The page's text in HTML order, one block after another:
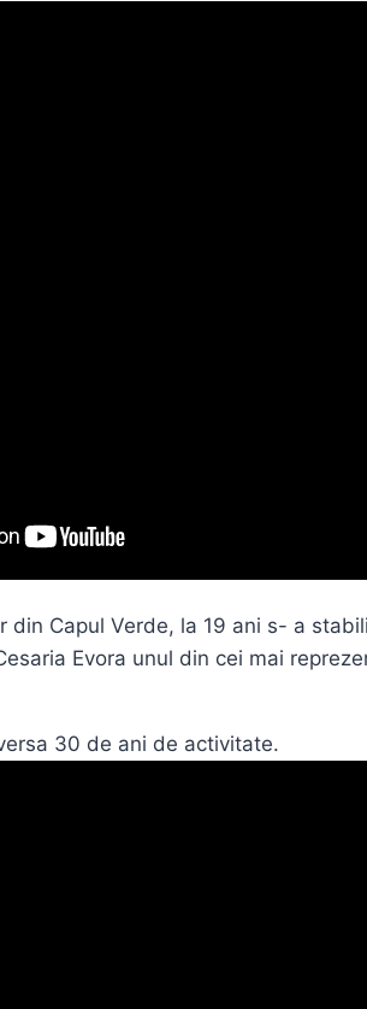
din Capul Verde, la 19 ani s- a
Evora unul din cei mai
30 de ani de activitate.